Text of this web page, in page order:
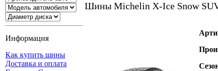
Информация
Как купить шины
Доставка и оплата
Шины Michelin X-Ice Snow